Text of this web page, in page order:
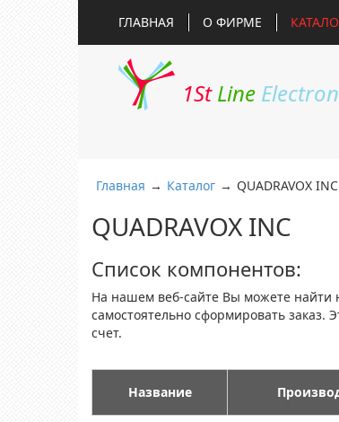
ГЛАВНАЯ О ФИРМЕ
1St Line
Главная → Каталог → QUADRAVOX INC
QUADRAVOX INC
Список компонентов:
На нашем веб-сайте Вы можете найти
самостоятельно сформировать
счет.
Название